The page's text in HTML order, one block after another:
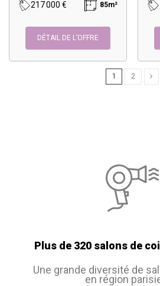
217 000 € 85m²
DÉTAIL DE L’OFFRE
1 2
Plus de 320 salons de
Une grande diversité de
en région